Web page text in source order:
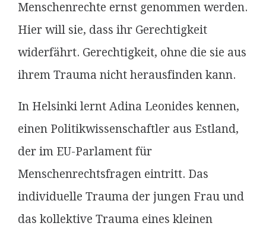
Menschenrechte ernst genommen werden.
Hier will sie, dass ihr Gerechtigkeit
widerfährt. Gerechtigkeit, ohne die sie aus
ihrem Trauma nicht herausfinden kann.
In Helsinki lernt Adina Leonides kennen,
einen Politikwissenschaftler aus Estland,
der im EU-Parlament für
Menschenrechtsfragen eintritt. Das
individuelle Trauma der jungen Frau und
das kollektive Trauma eines kleinen